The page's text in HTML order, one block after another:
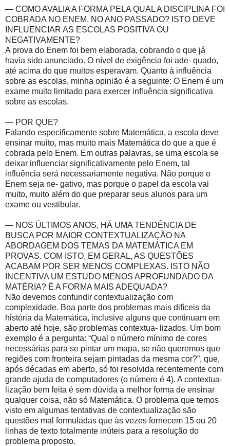
— COMO AVALIA A FORMA PELA QUAL A DISCIPLINA FOI
COBRADA NO ENEM, NO ANO PASSADO? ISTO DEVE
INFLUENCIAR AS ESCOLAS POSITIVA OU
NEGATIVAMENTE?
A prova do Enem foi bem elaborada, cobrando o que já
havia sido anunciado. O nível de exigência foi ade- quado,
até acima do que muitos esperavam. Quanto à influência
sobre as escolas, minha opinião é a seguinte: O Enem é um
exame muito limitado para exercer influência significativa
sobre as escolas.
— POR QUE?
Falando especificamente sobre Matemática, a escola deve
ensinar muito, mas muito mais Matemática do que a que é
cobrada pelo Enem. Em outras palavras, se uma escola se
deixar influenciar significativamente pelo Enem, tal
influência será necessariamente negativa. Não porque o
Enem seja ne- gativo, mas porque o papel da escola vai
muito, muito além do que preparar seus alunos para um
exame ou vestibular.
— NOS ÚLTIMOS ANOS, HÁ UMA TENDÊNCIA DE
BUSCA POR MAIOR CONTEXTUALIZAÇÃO NA
ABORDAGEM DOS TEMAS DA MATEMÁTICA EM
PROVAS. COM ISTO, EM GERAL, AS QUESTÕES
ACABAM POR SER MENOS COMPLEXAS. ISTO NÃO
INCENTIVA UM ESTUDO MENOS APROFUNDADO DA
MATÉRIA? É A FORMA MAIS ADEQUADA?
Não devemos confundir contextualização com
complexidade. Boa parte dos problemas mais difíceis da
história da Matemática, inclusive alguns que continuam em
aberto até hoje, são problemas contextua- lizados. Um bom
exemplo é a pergunta: “Qual o número mínimo de cores
necessárias para se pintar um mapa, se não queremos que
regiões com fronteira sejam pintadas da mesma cor?”, que,
após décadas em aberto, só foi resolvida recentemente com
grande ajuda de computadores (o número é 4). A contextua-
lização bem feita é sem dúvida a melhor forma de ensinar
qualquer coisa, não só Matemática. O problema que temos
visto em algumas tentativas de contextualização são
questões mal formuladas que às vezes fornecem 15 ou 20
linhas de texto totalmente inúteis para a resolução do
problema proposto.